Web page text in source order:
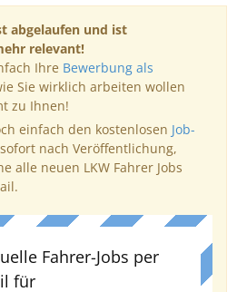
abgelaufen und ist
relevant!
Ihre Bewerbung als
Sie wirklich arbeiten wollen
zu Ihnen!
einfach den kostenlosen Job-
nach Veröffentlichung,
alle neuen LKW Fahrer Jobs
Fahrer-Jobs per
für